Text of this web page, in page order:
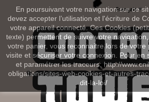
En poursuivant votre navigation sur ce
devez accepter l’utilisation et l'écriture de
votre appareil connecté. Ces Cookies
texte) permettent de suivre votre
votre panier, vous reconnaitre lors de votre
visite et sécuriser votre connexion. Pour en
et paramétrer les traceurs: http://
obligations/sites-web-cookies-et-autres-
dit-la-loi/
Français